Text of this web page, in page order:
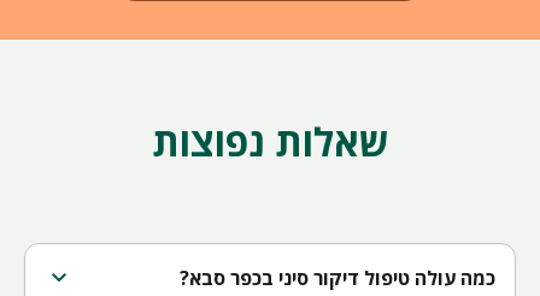
שאלות נפוצות
כמה עולה טיפול דיקור סיני בכפר סבא? expand_more